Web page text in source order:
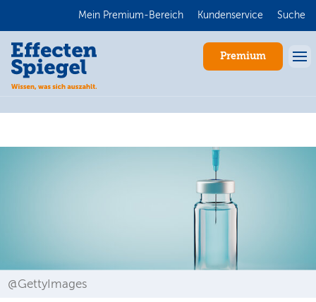
Mein Premium-Bereich Kundenservice Suche
Premium
@GettyImages